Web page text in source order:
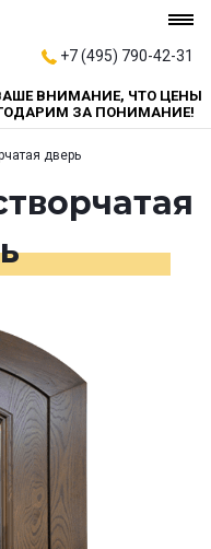
+7 (495) 790-42-31
ВНИМАНИЕ, ЧТО ЦЕНЫ
ЗА ПОНИМАНИЕ!
дверь